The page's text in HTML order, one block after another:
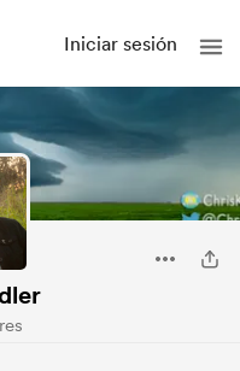
Iniciar sesión